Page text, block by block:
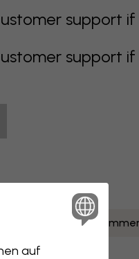
support if
support if
auf